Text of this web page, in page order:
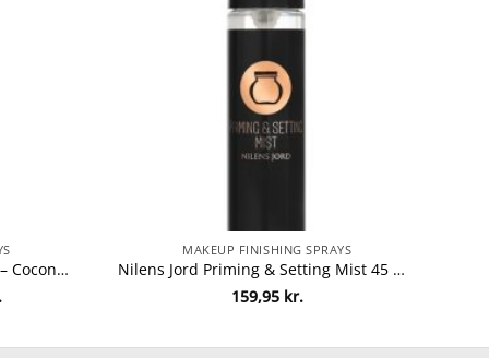
MAC Prep + Prime Fix+ 100 ml – Coconut fra MAC Cosmetics
Den
MAKEUP FINISHING SPRAYS
Nilens Jord Priming & Setting Mist 45 ml – No. 274 fra Nilens Jord
159,95 kr.